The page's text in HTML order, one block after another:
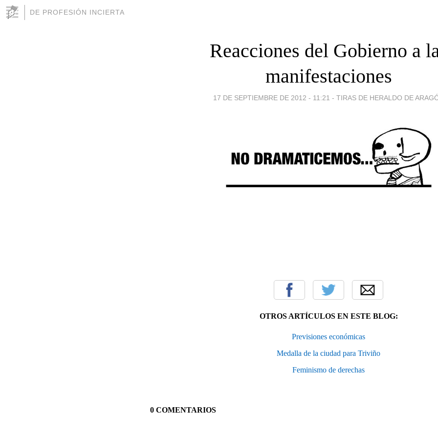
DE PROFESIÓN INCIERTA
Reacciones del Gobierno a
manifestaciones
17 DE SEPTIEMBRE DE 2012 - 11:21 - TIRAS DE HERALDO DE
OTROS ARTÍCULOS EN ESTE BLOG:
Previsiones económicas
Medalla de la ciudad para Triviño
Feminismo de derechas
0 COMENTARIOS